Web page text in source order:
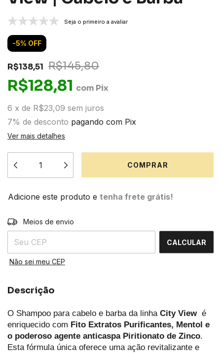
Seja o primeiro a avaliar
-5% OFF
R$138,51 R$145,80
R$128,81 com Pix
6 x de R$23,09 sem juros
7% de desconto pagando com Pix
Ver mais detalhes
Adicione este produto e tenha frete grátis!
Entregas para o CEP:
Meios de envio
CALCULAR
Não sei meu CEP
Descrição
O Shampoo para cabelo e barba da linha City View é
enriquecido com Fito Extratos Purificantes, Mentol e
o poderoso agente anticaspa Piritionato de Zinco.
Esta fórmula única oferece uma ação revitalizante e